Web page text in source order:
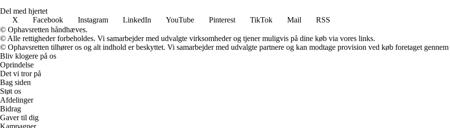
Del med hjertet
X
Facebook Instagram LinkedIn YouTube Pinterest TikTok Mail
RSS
© Ophavsretten håndhæves.
© Alle rettigheder forbeholdes. Vi samarbejder med udvalgte virksomheder og tjener muligvis på dine køb via vores links.
© Ophavsretten tilhører os og alt indhold er beskyttet. Vi samarbejder med udvalgte partnere og kan modtage provision ved køb foretaget
Bliv klogere på os
Oprindelse
Det vi tror på
Bag siden
Støt os
Afdelinger
Bidrag
Gaver til dig
Kampagner